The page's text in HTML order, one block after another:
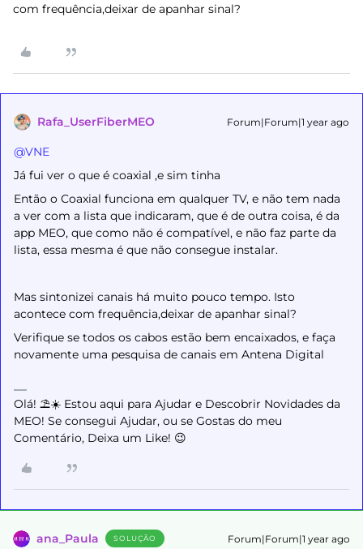
com frequência,deixar de apanhar sinal?
Rafa_UserFiberMEO Forum|Forum|1 year ago
@VNE
Já fui ver o que é coaxial ,e sim tinha
Então o Coaxial funciona em qualquer TV, e não tem nada
a ver com a lista que indicaram, que é de outra coisa, é da
app MEO, que como não é compatível, e não faz parte da
lista, essa mesma é que não consegue instalar.
Mas sintonizei canais há muito pouco tempo. Isto
acontece com frequência,deixar de apanhar sinal?
Verifique se todos os cabos estão bem encaixados, e faça
novamente uma pesquisa de canais em Antena Digital
Olá! ⛱️☀️ Estou aqui para Ajudar e Descobrir Novidades da
MEO! Se consegui Ajudar, ou se Gostas do meu
Comentário, Deixa um Like! 😉
ana_Paula SOLUÇÃO Forum|Forum|1 year ago